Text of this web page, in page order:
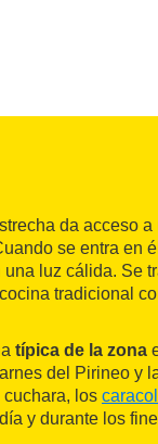
da acceso
se entra en
luz cálida. Se
tradicional
típica de la zona
del Pirineo y
cuchara, los
y durante los